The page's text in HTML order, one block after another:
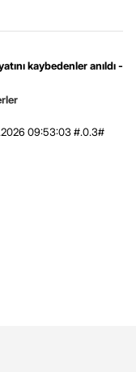
kaybedenler anıldı -
09:53:03 #.0.3#